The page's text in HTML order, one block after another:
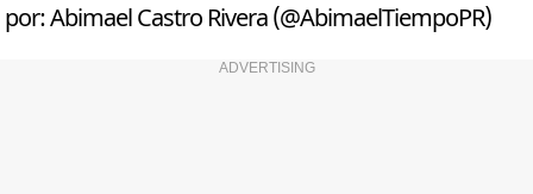
por: Abimael Castro Rivera (@AbimaelTiempoPR)
ADVERTISING